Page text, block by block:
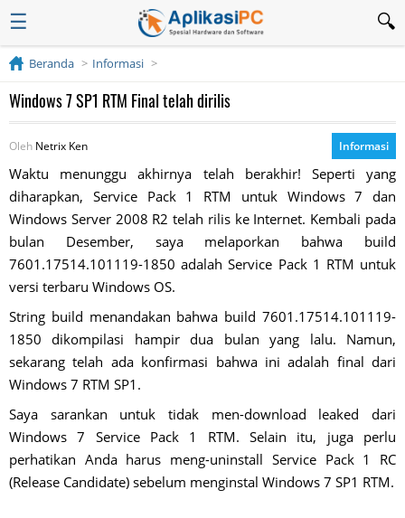
☰
Beranda Informasi
Windows 7 SP1 RTM Final telah dirilis
Oleh Netrix Ken Informasi
Waktu menunggu akhirnya telah berakhir! Seperti yang
diharapkan, Service Pack 1 RTM untuk Windows 7 dan
Windows Server 2008 R2 telah rilis ke Internet. Kembali pada
bulan Desember, saya melaporkan bahwa build
7601.17514.101119-1850 adalah Service Pack 1 RTM untuk
versi terbaru Windows OS.
String build menandakan bahwa build 7601.17514.101119-
1850 dikompilasi hampir dua bulan yang lalu. Namun,
sekarang telah ada konfirmasi bahwa ini adalah final dari
Windows 7 RTM SP1.
Saya sarankan untuk tidak men-download leaked dari
Windows 7 Service Pack 1 RTM. Selain itu, juga perlu
perhatikan Anda harus meng-uninstall Service Pack 1 RC
(Release Candidate) sebelum menginstal Windows 7 SP1 RTM.